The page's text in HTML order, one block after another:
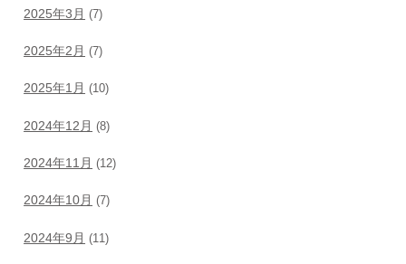
2025年3月 (7)
2025年2月 (7)
2025年1月 (10)
2024年12月 (8)
2024年11月 (12)
2024年10月 (7)
2024年9月 (11)